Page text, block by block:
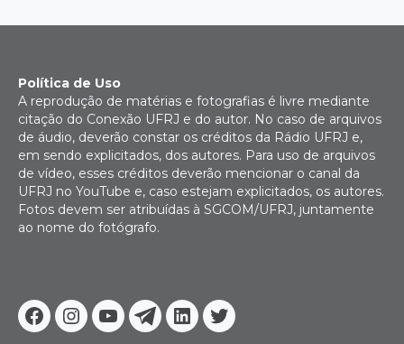
Facebook
Instagram
YoutubeTelegram
Linkedin
Twitter
Política de Uso
A reprodução de matérias e fotografias é livre mediante
citação do Conexão UFRJ e do autor. No caso de arquivos
de áudio, deverão constar os créditos da Rádio UFRJ e,
em sendo explicitados, dos autores. Para uso de arquivos
de vídeo, esses créditos deverão mencionar o canal da
UFRJ no YouTube e, caso estejam explicitados, os autores.
Fotos devem ser atribuídas à SGCOM/UFRJ, juntamente
ao nome do fotógrafo.